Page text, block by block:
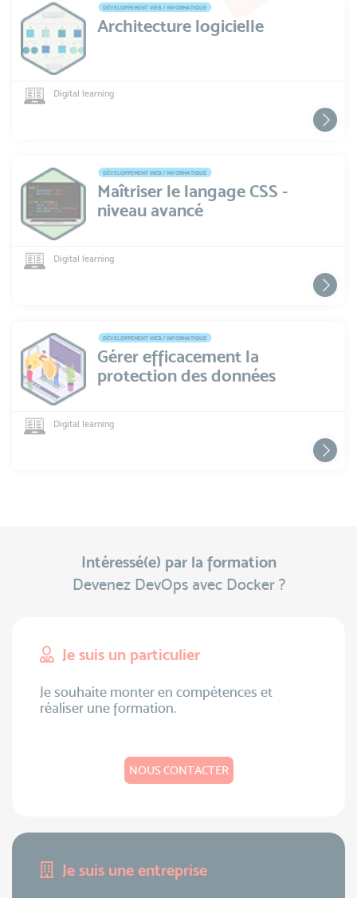
DÉVELOPPEMENT WEB / INFORMATIQUE
Architecture logicielle
Digital learning
DÉVELOPPEMENT WEB / INFORMATIQUE
Maîtriser le langage CSS -
niveau avancé
Digital learning
DÉVELOPPEMENT WEB / INFORMATIQUE
Gérer efficacement la
protection des données
Digital learning
Intéressé(e) par la formation
Devenez DevOps avec Docker ?
Je suis un particulier
Je souhaite monter en compétences et
réaliser une formation.
NOUS CONTACTER
Je suis une entreprise